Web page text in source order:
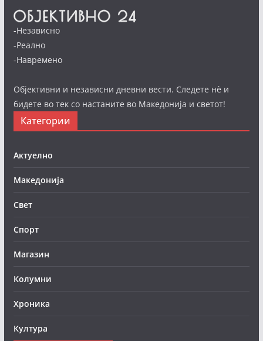
-Независно
-Реално
-Навремено
Објективни и независни дневни вести. Следете нè и
бидете во тек со настаните во Македонија и светот!
Категории
Актуелно
Македонија
Свет
Спорт
Магазин
Колумни
Хроника
Култура